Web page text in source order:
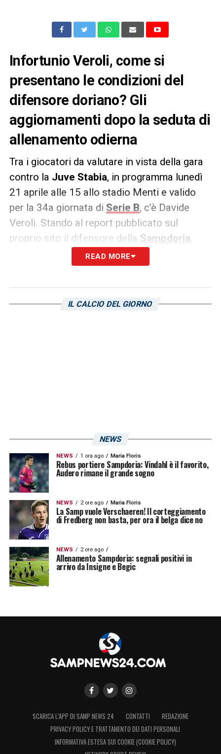
Infortunio Veroli, come si
presentano le condizioni del
difensore doriano? Gli
aggiornamenti dopo la seduta di
allenamento odierna
Tra i giocatori da valutare in vista della gara
contro la Juve Stabia, in programma lunedì
21 aprile alle 15 allo stadio Menti e valido
per la 34a giornata di Serie B, c’è Davide
Veroli. Stando al report pubblicato sul
proprio sito il difensore della Sampdoria,
infortunatosi durante la sfida casalinga
Cittadella, è stato sottoposto ad
evidenziato una frattura mandibolare la cui
READ MORE
IL CALCIO DEL GIORNO
NEWS
NEWS 1 ora ago Maria Floris
Rebus portiere Sampdoria: Vindahl è il favorito,
Audero rimane il grande sogno
NEWS 2 ore ago Maria Floris
La Samp vuole Verschaeren! Il corteggiamento
di Fredberg non basta, per ora il belga dice no
NEWS 2 ore ago
Allenamento Sampdoria: segnali positivi in
arrivo da Insigne e Begic
SCARICA L’APP DI SAMP NEWS 24 CONTATTI
REDAZIONE
PRIVACY POLICY E TRATTAMENTO DEI DATI PERSONALI
INFORMATIVA ESTESA SUI COOKIE (COOKIE POLICY)